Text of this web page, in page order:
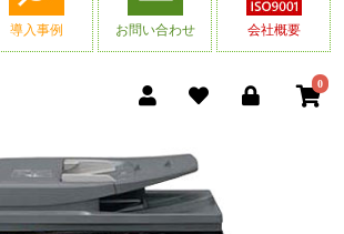
導入事例 お問い合わせ 会社概要
0